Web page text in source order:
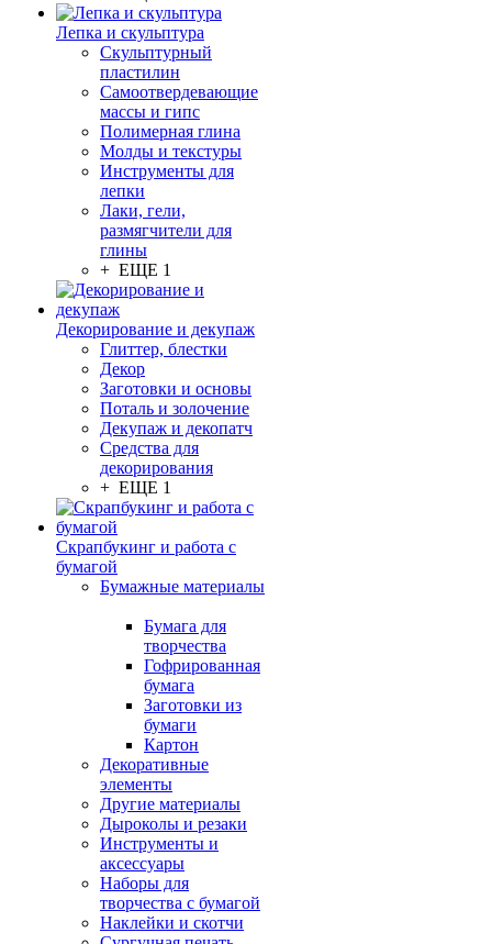
Лепка и скульптура
Скульптурный
пластилин
Самоотвердевающие
массы и гипс
Полимерная глина
Молды и текстуры
Инструменты для
лепки
Лаки, гели,
размягчители для
глины
+ ЕЩЕ 1
Декорирование и декупаж
Глиттер, блестки
Декор
Заготовки и основы
Поталь и золочение
Декупаж и декопатч
Средства для
декорирования
+ ЕЩЕ 1
Скрапбукинг и работа с
бумагой
Бумажные материалы
Бумага для
творчества
Гофрированная
бумага
Заготовки из
бумаги
Картон
Декоративные
элементы
Другие материалы
Дыроколы и резаки
Инструменты и
аксессуары
Наборы для
творчества с бумагой
Наклейки и скотчи